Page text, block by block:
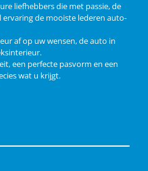
liefhebbers die met passie, de
ervaring de mooiste lederen auto-
af op uw wensen, de auto in
een perfecte pasvorm en een
wat u krijgt.